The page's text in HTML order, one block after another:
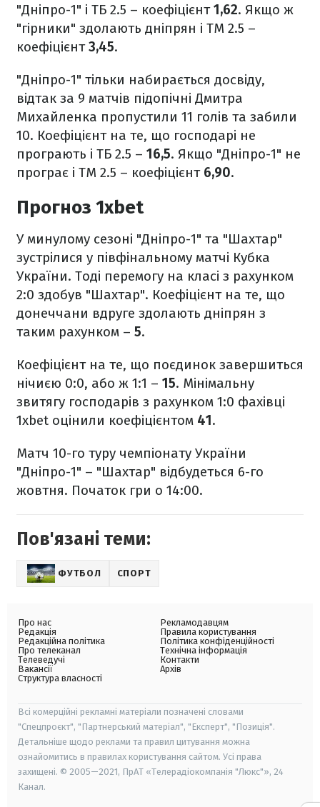
"Дніпро-1" і ТБ 2.5 – коефіцієнт1,62. Якщо ж
"гірники" здолають дніпрян і ТМ 2.5 –
коефіцієнт3,45.
"Дніпро-1" тільки набирається досвіду,
відтак за 9 матчів підопічні Дмитра
Михайленка пропустили 11 голів та забили
10. Коефіцієнт на те, що господарі не
програють і ТБ 2.5 – 16,5. Якщо "Дніпро-1" не
програє і ТМ 2.5 – коефіцієнт 6,90.
Прогноз 1xbet
У минулому сезоні "Дніпро-1" та "Шахтар"
зустрілися у півфінальному матчі Кубка
України. Тоді перемогу на класі з рахунком
2:0 здобув "Шахтар". Коефіцієнт на те, що
донеччани вдруге здолають дніпрян з
таким рахунком – 5.
Коефіцієнт на те, що поєдинок завершиться
нічиєю 0:0, або ж 1:1 – 15. Мінімальну
звитягу господарів з рахунком 1:0 фахівці
1xbet оцінили коефіцієнтом 41.
Матч 10-го туру чемпіонату України
"Дніпро-1" – "Шахтар" відбудеться 6-го
жовтня. Початок гри о 14:00.
Пов'язані теми:
ФУТБОЛ СПОРТ
Про нас
Редакція
Редакційна політика
Про телеканал
Телеведучі
Вакансії
Структура власності
Рекламодавцям
Правила користування
Політика конфіденційності
Технічна інформація
Контакти
Архів
Всі комерційні рекламні матеріали позначені словами
"Спецпроєкт", "Партнерський матеріал", "Експерт", "Позиція".
Детальніше щодо реклами та правил цитування можна
ознайомитись в правилах користування сайтом. Усі права
захищені. © 2005—2021, ПрАТ «Телерадіокомпанія "Люкс"», 24
Канал.